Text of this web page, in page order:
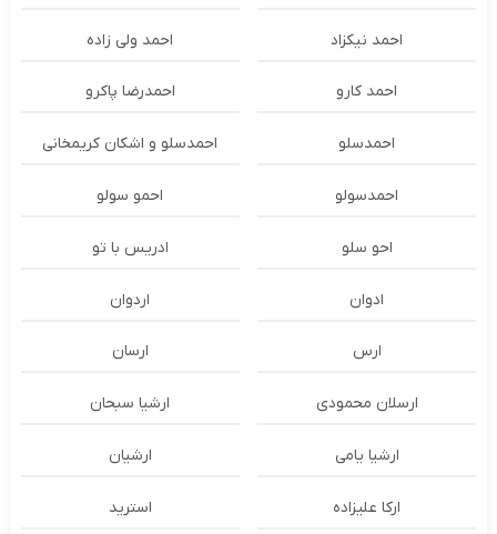
احمد نیکزاد احمد ولی زاده
احمد کارو احمدرضا پاکرو
احمدسلو احمدسلو و اشکان کریمخانی
احمدسولو احمو سولو
احو سلو ادریس با تو
ادوان اردوان
ارس ارسان
ارسلان محمودی ارشیا سبحان
ارشیا یامی ارشیان
ارکا علیزاده استرید